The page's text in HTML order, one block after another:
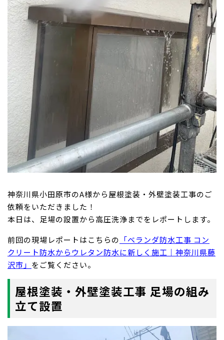
神奈川県小田原市のA様から屋根塗装・外壁塗装工事のご
依頼をいただきました！
本日は、足場の設置から高圧洗浄までをレポートします。
前回の現場レポートはこちらの 「ベランダ防水工事 コン
クリート防水からウレタン防水に新しく施工｜神奈川県藤
沢市」 をご覧ください。
屋根塗装・外壁塗装工事 足場の組み
立て設置